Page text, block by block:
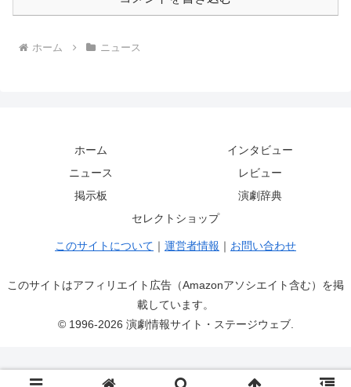
ホーム ニュース
ホーム
インタビュー
ニュース
レビュー
掲示板
演劇辞典
セレクトショップ
このサイトについて ｜ 運営者情報 ｜ お問い合わせ
このサイトはアフィリエイト広告（Amazonアソシエイト含む）を掲
載しています。
© 1996-2026 演劇情報サイト・ステージウェブ.